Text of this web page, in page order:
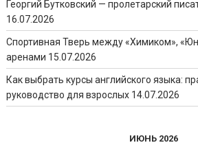
Георгий Бутковский — пролетарский
16.07.2026
Спортивная Тверь между «Химиком»,
аренами 15.07.2026
Как выбрать курсы английского языка:
руководство для взрослых 14.07.2026
ИЮНЬ 2026